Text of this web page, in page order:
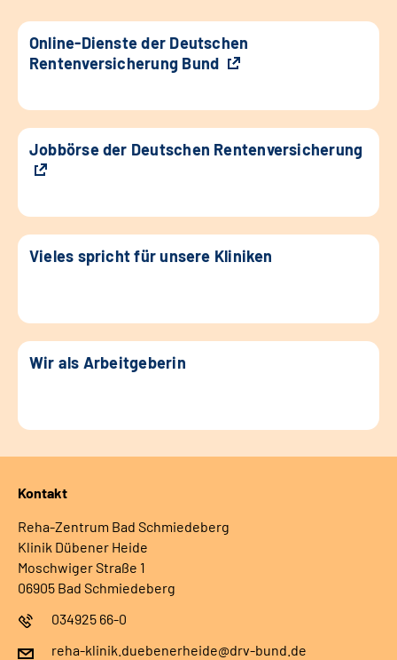
Online-Dienste der Deutschen
Rentenversicherung Bund
Jobbörse der Deutschen Rentenversicherung
Vieles spricht für unsere Kliniken
Wir als Arbeitgeberin
Kontakt
Reha-Zentrum Bad Schmiedeberg
Klinik Dübener Heide
Moschwiger Straße 1
06905 Bad Schmiedeberg
034925 66-0
reha-klinik.duebenerheide@drv-bund.de